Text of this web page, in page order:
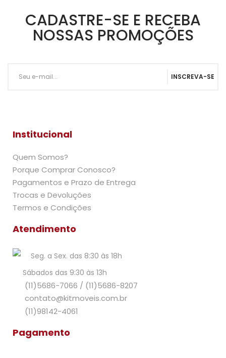
CADASTRE-SE E RECEBA
NOSSAS PROMOÇÕES
INSCREVA-SE
Institucional
Quem Somos?
Porque Comprar Conosco?
Pagamentos e Prazo de Entrega
Trocas e Devoluções
Termos e Condições
Atendimento
Seg. a Sex. das 8:30 às 18h
Sábados das 9:30 às 13h
(11)5686-7066 / (11)5686-8207
contato@kitmoveis.com.br
(11)98142-4061
Pagamento